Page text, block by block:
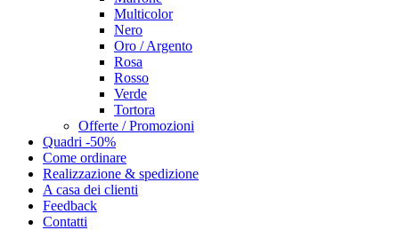
Multicolor
Nero
Oro / Argento
Rosa
Rosso
Verde
Tortora
Offerte / Promozioni
Quadri -50%
Come ordinare
Realizzazione & spedizione
A casa dei clienti
Feedback
Contatti